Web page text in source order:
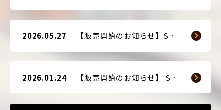
2026.05.27 【販売開始のお知らせ】SMART GUARD 3
2026.01.24 【販売開始のお知らせ】 SMART BLOCKER 2nd-Edition Plus